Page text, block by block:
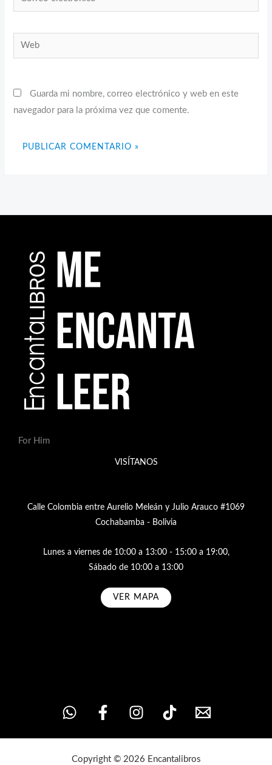
electrónico*
Web
Guarda mi nombre, correo electrónico y web en este
navegador para la próxima vez que comente.
For Him
VISÍTANOS
Calle Colombia entre Aurelio Meleán y Julio Arauco #1069
Cochabamba - Bolivia
Lunes a viernes de 10:00 a 13:00 - 15:00 a 19:00,
Sábado de 10:00 a 13:00
VER MAPA
Copyright © 2026 Encantalibros